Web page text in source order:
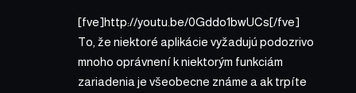
[fve]http://youtu.be/0Gddo1bwUCs[/fve]
To, že niektoré aplikácie vyžadujú podozrivo
mnoho oprávnení k niektorým funkciám
zariadenia je všeobecne známe a ak trpíte